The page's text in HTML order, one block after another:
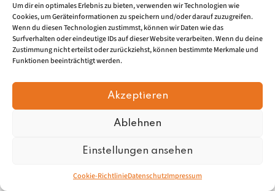
Um dir ein optimales Erlebnis zu bieten, verwenden wir Technologien wie
Cookies, um Geräteinformationen zu speichern und/oder darauf zuzugreifen.
Wenn du diesen Technologien zustimmst, können wir Daten wie das
Surfverhalten oder eindeutige IDs auf dieser Website verarbeiten. Wenn du deine
Zustimmung nicht erteilst oder zurückziehst, können bestimmte Merkmale und
Funktionen beeinträchtigt werden.
Akzeptieren
Ablehnen
Einstellungen ansehen
Cookie-RichtlinieDatenschutzImpressum